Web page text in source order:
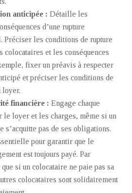
anticipée : Détaille les
d’une rupture
Préciser les conditions de rupture
colocataires et les conséquences
fixer un préavis à respecter
et préciser les conditions de
loyer.
financière : Engage chaque
le loyer et les charges, même si un
s’acquitte pas de ses obligations.
pour garantir que le
est toujours payé. Par
si un colocataire ne paie pas sa
colocataires sont solidairement